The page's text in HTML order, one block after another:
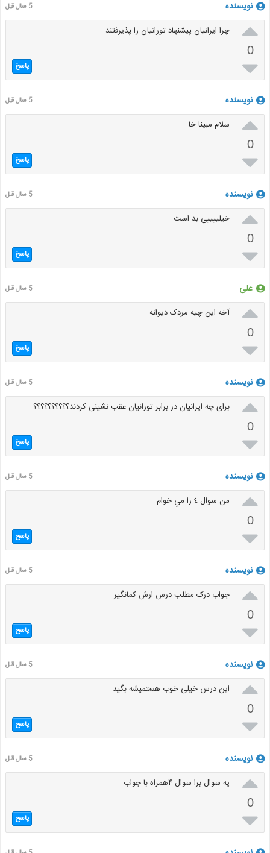
نویسنده 5 سال قبل

0

چرا ایرانیان پیشنهاد تورانیان را پذیرفتند
پاسخ
نویسنده 5 سال قبل

0

سلام مبینا خا
پاسخ
نویسنده 5 سال قبل

0

خیلییییی بد است
پاسخ
علی 5 سال قبل

0

آخه این چیه مردک دیوانه
پاسخ
نویسنده 5 سال قبل

0

برای چه ایرانیان در برابر تورانیان عقب نشینی کردند؟؟؟؟؟؟؟؟؟؟
پاسخ
نویسنده 5 سال قبل

0

من سوال ٤ را مي خوام
پاسخ
نویسنده 5 سال قبل

0

جواب درک مطلب درس ارش کمانگیر
پاسخ
نویسنده 5 سال قبل

0

این درس خیلی خوب هستمیشه بگید
پاسخ
نویسنده 5 سال قبل

0

یه سوال برا سوال ۴همراه با جواب
پاسخ